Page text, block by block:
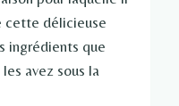
cette délicieuse
ingrédients que
avez sous la